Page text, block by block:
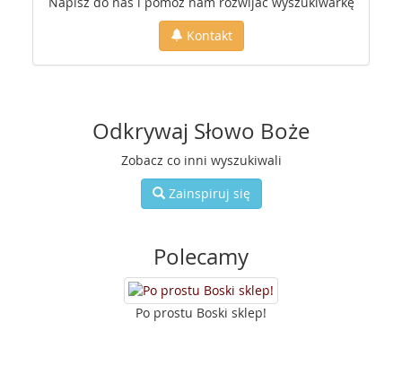
Kontakt
Odkrywaj Słowo Boże
Zobacz co inni wyszukiwali
Zainspiruj się
Polecamy
Po prostu Boski sklep!